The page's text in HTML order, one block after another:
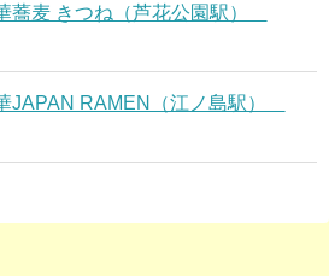
蕎麦 きつね（芦花公園駅）
JAPAN RAMEN（江ノ島駅）